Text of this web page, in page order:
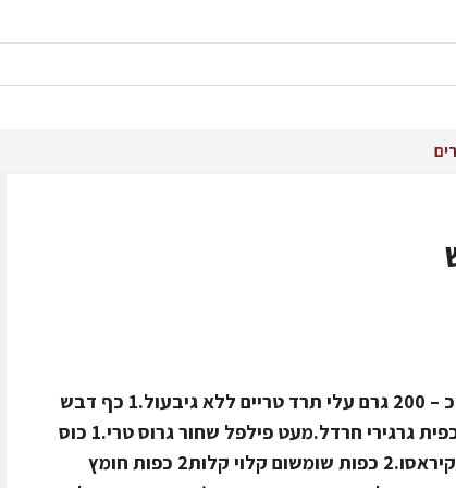
חומרים ל – 2 מנות2 יחידות חזה מולרד טריכ – 200 גרם עלי תרד טריים ללא גיבעול.1 כף דבש
.1 קוביית ג'ינג'ר דורות.1 כף סויה סינית.1 כפית גרגירי חרדל.מעט פילפל שחור גרוס טרי.1 כוס
מיץ תפוזים.½ כוס יין אדום יבש.1 כף ליקר קיראסו.2 כפות שומשום קלוי קלות2 כפות חומץ